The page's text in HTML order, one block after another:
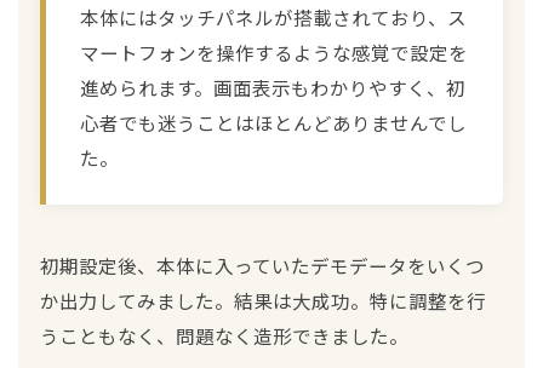
本体にはタッチパネルが搭載されており、ス
マートフォンを操作するような感覚で設定を
進められます。画面表示もわかりやすく、初
心者でも迷うことはほとんどありませんでし
た。
初期設定後、本体に入っていたデモデータをいくつ
か出力してみました。結果は大成功。特に調整を行
うこともなく、問題なく造形できました。